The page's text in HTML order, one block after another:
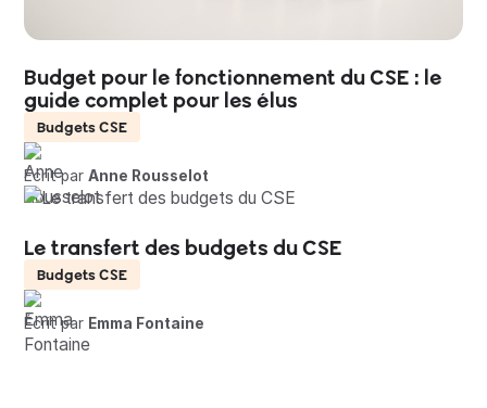
Budget pour le fonctionnement du CSE : le
guide complet pour les élus
Budgets CSE
Écrit parAnne Rousselot
Le transfert des budgets du CSE
Budgets CSE
Écrit par Emma Fontaine